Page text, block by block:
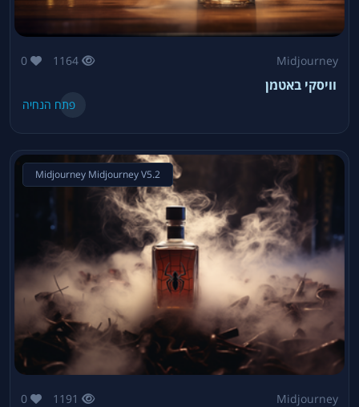
Midjourney
1164
0
וויסקי באטמן
פתח הנחיה
Midjourney Midjourney V5.2
Midjourney
1191
0